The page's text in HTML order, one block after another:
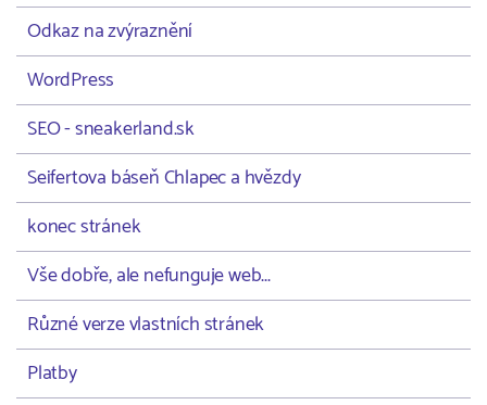
Odkaz na zvýraznění
WordPress
SEO - sneakerland.sk
Seifertova báseň Chlapec a hvězdy
konec stránek
Vše dobře, ale nefunguje web...
Různé verze vlastních stránek
Platby